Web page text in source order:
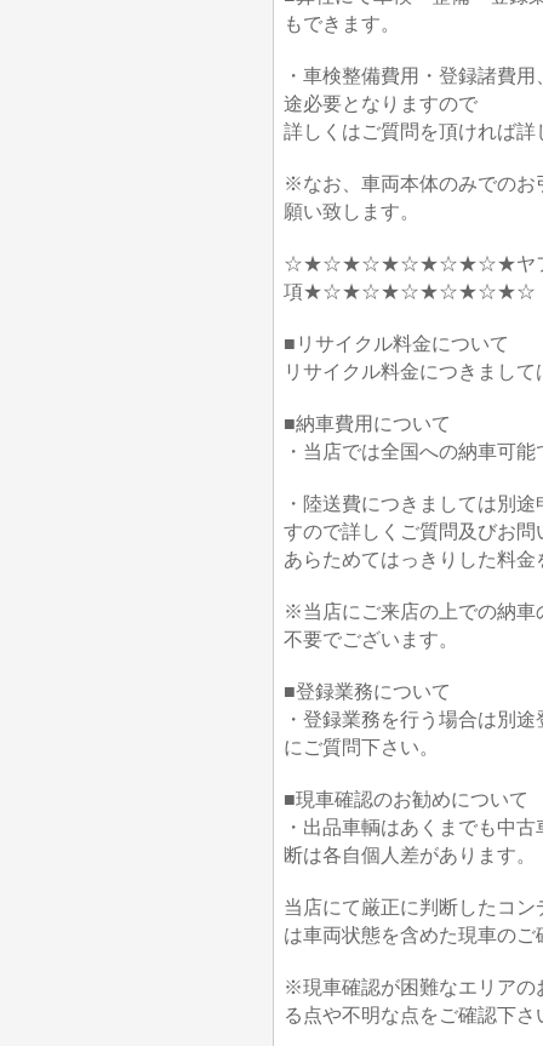
もできます。
・車検整備費用・登録諸費
途必要となりますので
詳しくはご質問を頂ければ
※なお、車両本体のみでのお
願い致します。
☆★☆★☆★☆★☆★☆★ヤフーオ
項★☆★☆★☆★☆★☆★☆
■リサイクル料金について
リサイクル料金につきまし
■納車費用について
・当店では全国への納車可
・陸送費につきましては別
すので詳しくご質問及びお
あらためてはっきりした料
※当店にご来店の上での納車
不要でございます。
■登録業務について
・登録業務を行う場合は別
にご質問下さい。
■現車確認のお勧めについて
・出品車輌はあくまでも中
断は各自個人差があります。
当店にて厳正に判断したコ
は車両状態を含めた現車の
※現車確認が困難なエリアの
る点や不明な点をご確認下さ